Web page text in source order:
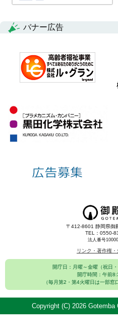
バナー広告
〒412-8601 静岡県御
TEL：0550-
法人番号
リンク・著作権
開庁日：月曜～金曜（祝日
開庁時間：午前
（毎月第2・第4火曜日は一部
Copyright (C) 2026 Gotemba